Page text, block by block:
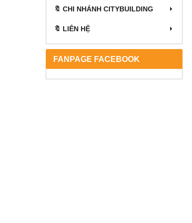
🔖 CHI NHÁNH CITYBUILDING
🔖 LIÊN HỆ
FANPAGE FACEBOOK